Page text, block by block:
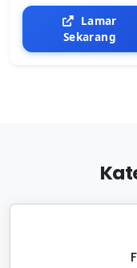
Lamar
Sekarang